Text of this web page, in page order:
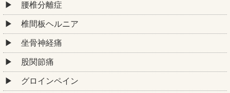
腰椎分離症
椎間板ヘルニア
坐骨神経痛
股関節痛
グロインペイン